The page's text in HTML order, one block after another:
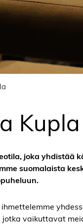
Kupla
joka yhdistää
suomalaista
vaikuttavat